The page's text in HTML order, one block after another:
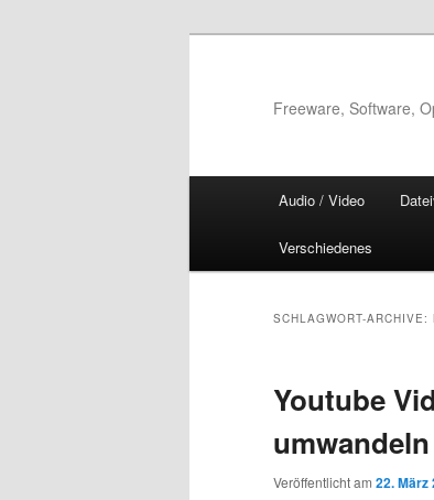
Freeware, Software,
Audio / Video
Verschiedenes
SCHLAGWORT-ARCHIVE:
Youtube
umwandeln
Veröffentlicht am 22. März